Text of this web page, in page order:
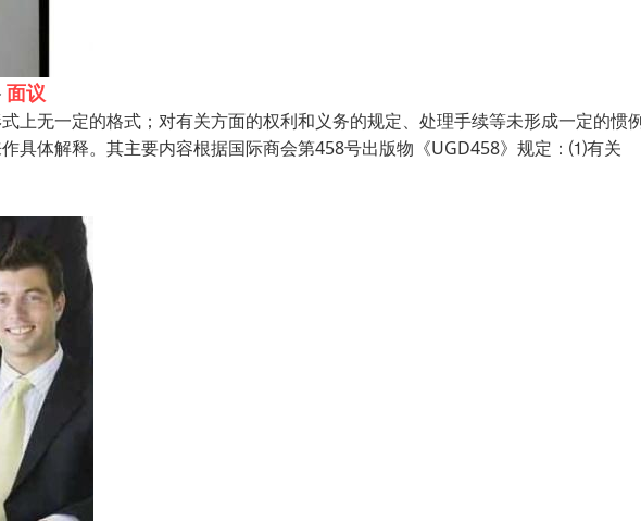
面议
上无一定的格式；对有关方面的权利和义务的规定、处理手续等未形成一定的惯
具体解释。其主要内容根据国际商会第458号出版物《UGD458》规定：⑴有关